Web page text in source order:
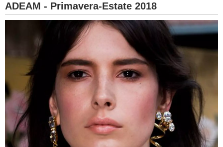
ADEAM - Primavera-Estate 2018